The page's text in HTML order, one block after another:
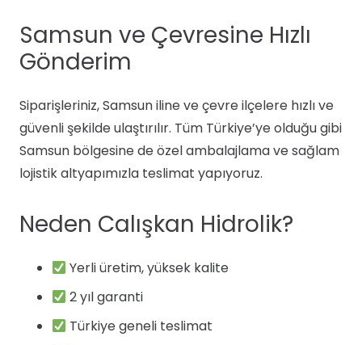
Samsun ve Çevresine Hızlı
Gönderim
Siparişleriniz, Samsun iline ve çevre ilçelere hızlı ve
güvenli şekilde ulaştırılır. Tüm Türkiye’ye olduğu gibi
Samsun bölgesine de özel ambalajlama ve sağlam
lojistik altyapımızla teslimat yapıyoruz.
Neden Calışkan Hidrolik?
Yerli üretim, yüksek kalite
2 yıl garanti
Türkiye geneli teslimat